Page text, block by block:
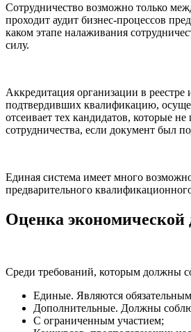
Сотрудничество возможно только
проходит аудит бизнес-процессов
каком этапе налаживания
силу.
Аккредитация организации в
подтвердивших квалификацию,
отсеивает тех кандидатов, которые
сотрудничества, если документ был
Единая система имеет много
предварительного
Оценка экономической
Среди требований, которым должны
Единые. Являются
Дополнительные. Должны
С ограниченным участием;